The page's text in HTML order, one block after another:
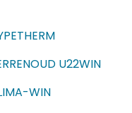
U22WIN
WIN